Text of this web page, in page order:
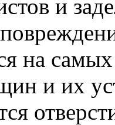
и
на
и их